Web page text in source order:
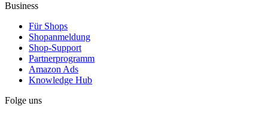
Business
Für Shops
Shopanmeldung
Shop-Support
Partnerprogramm
Amazon Ads
Knowledge Hub
Folge uns